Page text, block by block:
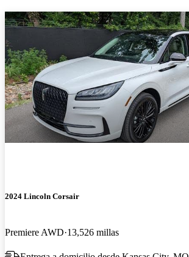
2024 Lincoln Corsair
Premiere AWD 13,526 millas